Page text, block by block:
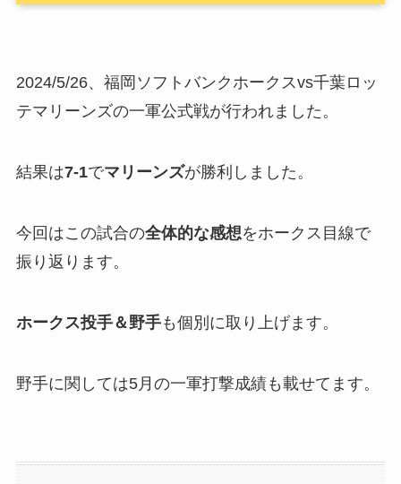
2024/5/26、福岡ソフトバンクホークスvs千葉ロッ
テマリーンズの一軍公式戦が行われました。
結果は7-1でマリーンズが勝利しました。
今回はこの試合の全体的な感想をホークス目線で
振り返ります。
ホークス投手＆野手も個別に取り上げます。
野手に関しては5月の一軍打撃成績も載せてます。